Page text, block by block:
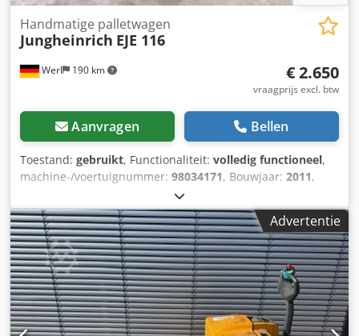
Werl 190 km
Handmatige palletwagen
Jungheinrich EJE 116
€ 2.650
vraagprijs excl. btw
Aanvragen Bellen
Toestand: gebruikt, Functionaliteit: volledig functioneel,
machine-/voertuignummer: 98034171, Bouwjaar: 2011,
, draagvermogen:
brandstoftype:elektrisch, aandrijftype:Elektro,
Elektrische palletwagen Cedsznqrkjpfx An Ujha
Chassisnummer: 98034171 Lastzwaartepunt: 600 Staat:
direct inzetbaar en volledig functioneel Technische staat:
goed Batteriespanning: 24V Batteriecapaciteit: 150Ah
Batterijtype: PzS Bouwjaar batterij: 2024 Beschrijving:
onderhoud + keuring volgens de geldende
veiligheidsvoorschriften uitgevoerd Lader geïntegreerd
Advertentie